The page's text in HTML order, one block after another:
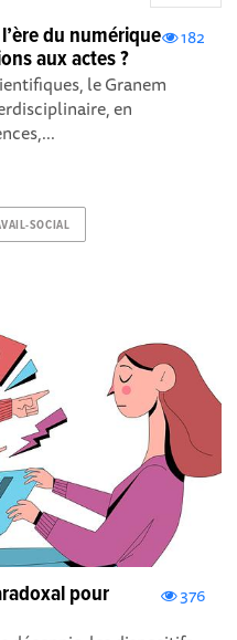
182
du numérique
aux actes ?
le Granem
en
SOCIAL
376
pour